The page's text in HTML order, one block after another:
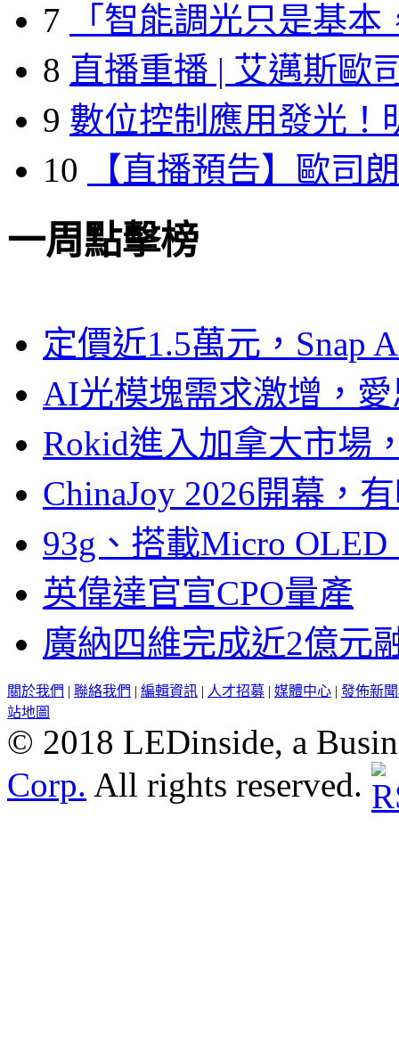
7
「智能調光只是基本
8 直播重播 | 艾邁斯歐
9 數位控制應用發光！
10
【直播預告】歐司
一周點擊榜
定價近1.5萬元，Snap
AI光模塊需求激增，
Rokid進入加拿大市場
ChinaJoy 2026開幕，
93g、搭載Micro
英偉達官宣CPO量產
廣納四維完成近2億元
關於我們 | 聯絡我們 | 編輯資訊 | 人才招募 | 媒體中心 | 發佈新
站地圖
© 2018 LEDinside, a
Corp. All rights reserved.